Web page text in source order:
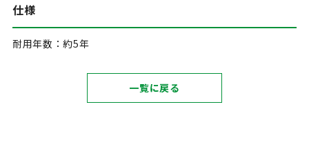
仕様
耐用年数：約5年
一覧に戻る